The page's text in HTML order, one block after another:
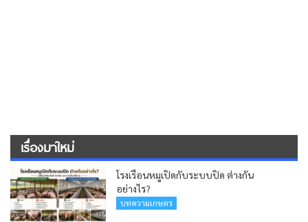
เรื่องมาใหม่
โรงเรือนหมูเปิดกับระบบปิด ต่างกัน
อย่างไร?
บทความเกษตร